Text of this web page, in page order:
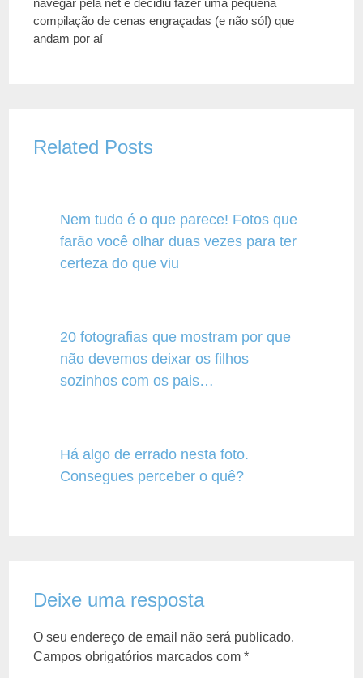
navegar pela net e decidiu fazer uma pequena
compilação de cenas engraçadas (e não só!) que
andam por aí
Related Posts
Nem tudo é o que parece! Fotos que
farão você olhar duas vezes para ter
certeza do que viu
20 fotografias que mostram por que
não devemos deixar os filhos
sozinhos com os pais…
Há algo de errado nesta foto.
Consegues perceber o quê?
Deixe uma resposta
O seu endereço de email não será publicado.
Campos obrigatórios marcados com*